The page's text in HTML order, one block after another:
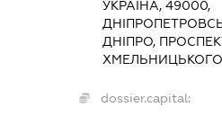
УКРАЇНА, 49000,
ДНІПРО,
dossier.capital: